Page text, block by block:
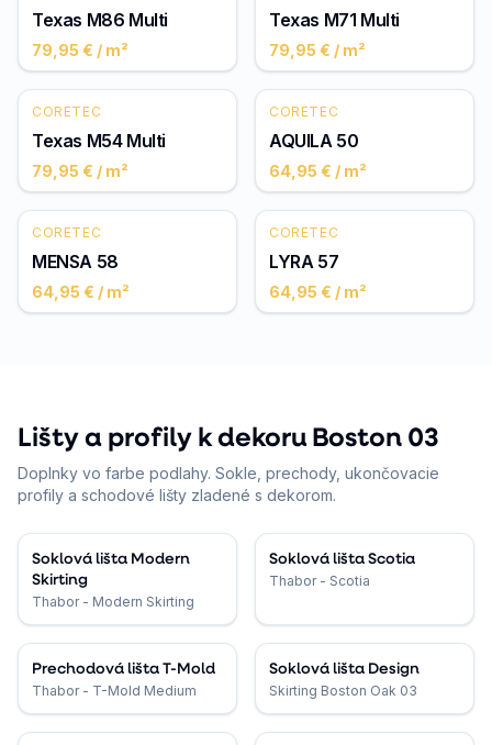
Texas M86 Multi
79,95 € / m²
Texas M71 Multi
79,95 € / m²
CORETEC
Texas M54 Multi
79,95 € / m²
CORETEC
AQUILA 50
64,95 € / m²
CORETEC
MENSA 58
64,95 € / m²
CORETEC
LYRA 57
64,95 € / m²
Lišty a profily k dekoru Boston 03
Doplnky vo farbe podlahy. Sokle, prechody, ukončovacie
profily a schodové lišty zladené s dekorom.
Soklová lišta Modern
Skirting
Thabor - Modern Skirting
Soklová lišta Scotia
Thabor - Scotia
Prechodová lišta T-Mold
Thabor - T-Mold Medium
Soklová lišta Design
Skirting Boston Oak 03